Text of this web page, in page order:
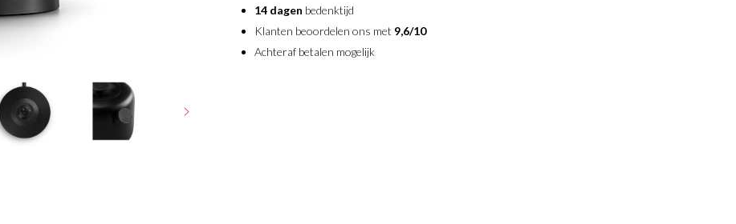
14 dagen bedenktijd
Klanten beoordelen ons met 9,6/10
Achteraf betalen mogelijk